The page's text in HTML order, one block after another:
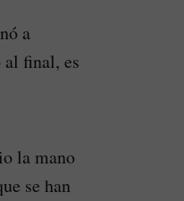
a
al final, es
la mano
se han